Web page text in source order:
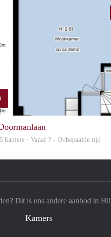
kamers · Vanaf ? - Onbepaalde tijd
Dit is ons andere aanbod in
Kamers